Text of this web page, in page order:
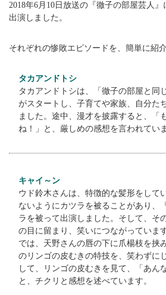
2018年6月10日放送の『徹子の部屋芸人
出演しました。
それぞれの惨敗エピソードを、簡単に紹介
タカアンドトシ
タカアンドトシは、「徹子の部屋と同
がスタートし、子育てや家族、自分た
ました。途中、漫才を披露すると、「
ね！」と、厳しめの感想を言われていま
キャイ～ン
ウド鈴木さんは、特徴的な髪形をして
ないようにカツラを被ることがあり、
ラを被って出演しました。そして、そ
の目に留まり、笑いにつながっていま
では、天野さんの唇の下に爪楊枝を挟
のリンゴの皮むきの特技を、笑わずに
して、リンゴの皮むきを見て、「あん
と、チクリと感想を述べています。